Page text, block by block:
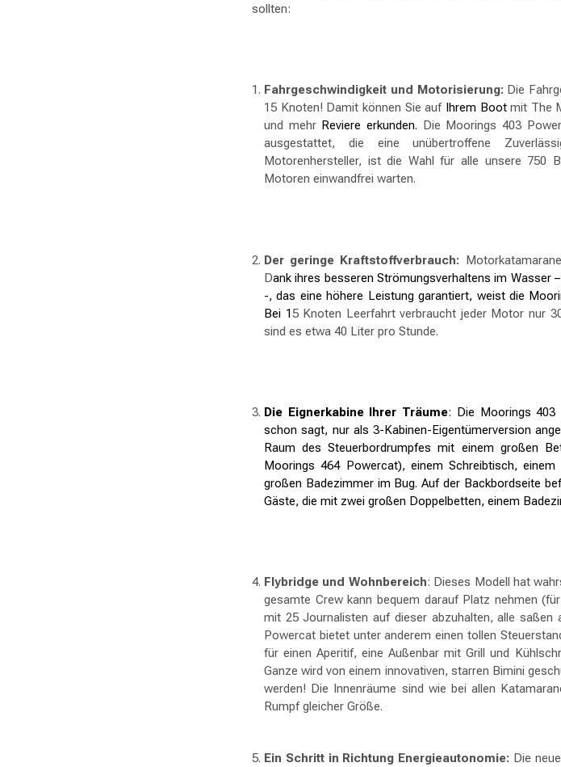
sollten:
Fahrgeschwindigkeit und Motorisierung: Die
15 Knoten! Damit können Sie auf Ihrem Boot mit The
und mehr Reviere erkunden. Die Moorings 403
ausgestattet, die eine unübertroffene
Motorenhersteller, ist die Wahl für alle unsere 750
Motoren einwandfrei warten.
Der geringe Kraftstoffverbrauch:
Dank ihres besseren Strömungsverhaltens im Wasser
-, das eine höhere Leistung garantiert, weist die
Bei 15 Knoten Leerfahrt verbraucht jeder Motor nur
sind es etwa 40 Liter pro Stunde.
Die Eignerkabine Ihrer Träume: Die Moorings
schon sagt, nur als 3-Kabinen-Eigentümerversion
Raum des Steuerbordrumpfes mit einem großen
Moorings 464 Powercat), einem Schreibtisch,
großen Badezimmer im Bug. Auf der Backbordseite
Gäste, die mit zwei großen Doppelbetten, einem
Flybridge und Wohnbereich: Dieses Modell hat
gesamte Crew kann bequem darauf Platz nehmen
mit 25 Journalisten auf dieser abzuhalten, alle
Powercat bietet unter anderem einen tollen
für einen Aperitif, eine Außenbar mit Grill und
Ganze wird von einem innovativen, starren Bimini
werden! Die Innenräume sind wie bei allen
Rumpf gleicher Größe.
Ein Schritt in Richtung Energieautonomie: Die